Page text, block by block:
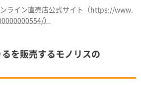
ライン直売店公式サイト（https://www.
）
を販売するモノリスの